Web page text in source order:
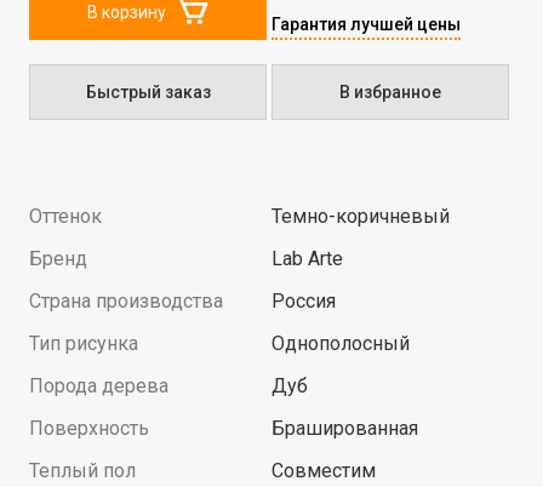
Гарантия лучшей цены
В корзину
Быстрый заказ В избранное
Оттенок
Темно-коричневый
Бренд
Lab Arte
Страна производства
Россия
Тип рисунка
Однополосный
Порода дерева
Дуб
Поверхность
Брашированная
Теплый пол
Совместим